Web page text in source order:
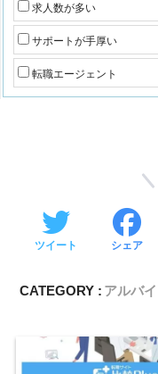
求人数が多い
サポートが手厚い
転職エージェント
ツイート シェア
CATEGORY : アルバイ